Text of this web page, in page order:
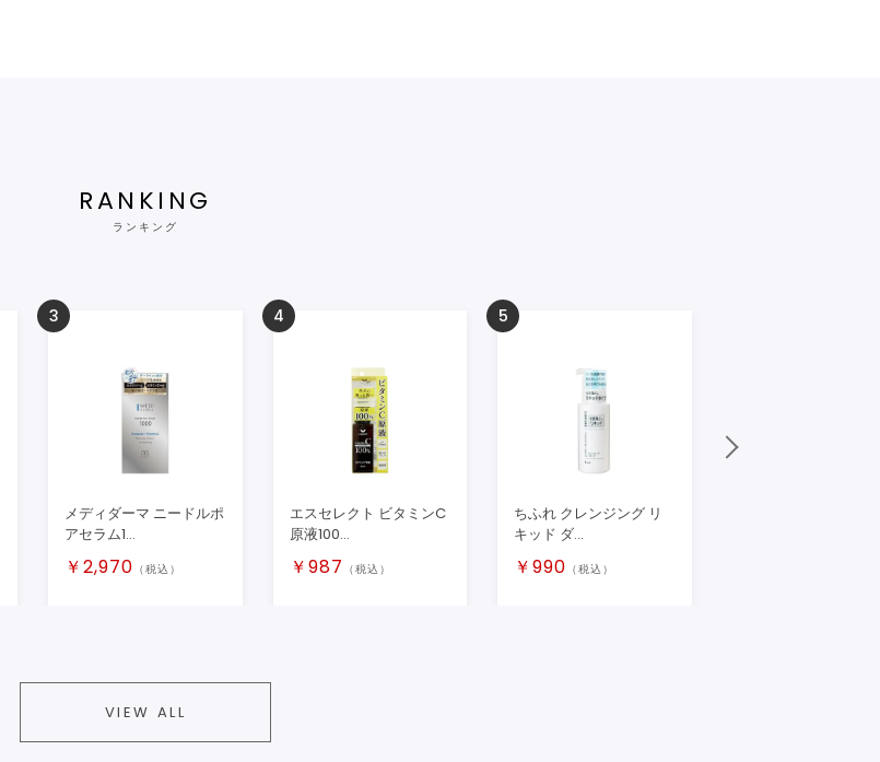
RANKING
ランキング
3
メディダーマ ニードルポ
アセラム1...
￥2,970 （税込）
4
エスセレクト ビタミンC
原液100...
￥987 （税込）
5
ちふれ クレンジング リ
キッド ダ...
￥990 （税込）
VIEW ALL